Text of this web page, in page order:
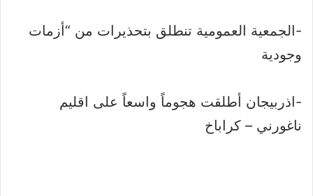
-الجمعية العمومية تنطلق بتحذيرات من “أزمات
وجودية
-اذربيجان أطلقت هجوماً واسعاً على اقليم
ناغورني – كراباخ